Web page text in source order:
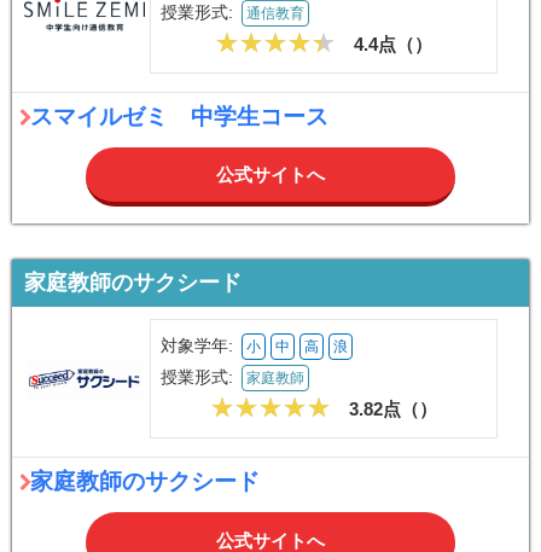
授業形式: 通信教育
4.4点（）
スマイルゼミ 中学生コース
公式サイトへ
家庭教師のサクシード
対象学年: 小 中 高 浪
授業形式: 家庭教師
3.82点（）
家庭教師のサクシード
公式サイトへ